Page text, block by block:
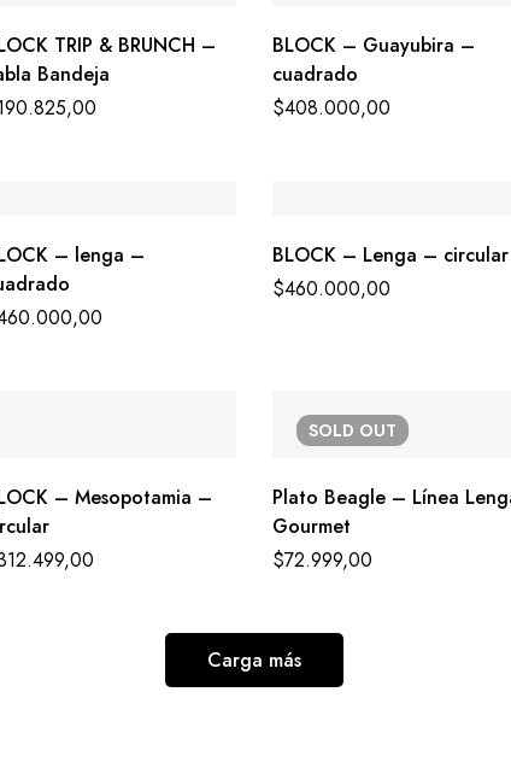
TRIP & BRUNCH –
Bandeja
BLOCK – Guayubira –
cuadrado
$408.000,00
– lenga –
BLOCK – Lenga – circular
$460.000,00
– Mesopotamia –
SOLD OUT
Plato Beagle – Línea Lenga
Gourmet
$72.999,00
Carga más